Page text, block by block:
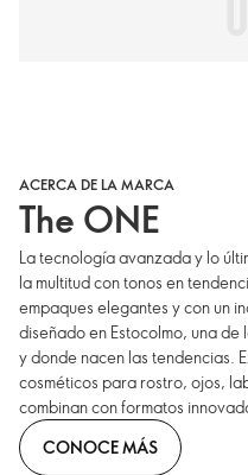
ACERCA DE LA MARCA
The ONE
La tecnología avanzada y lo
la multitud con tonos en
empaques elegantes y con un
diseñado en Estocolmo, una
y donde nacen las tendencias.
cosméticos para rostro, ojos,
combinan con formatos
CONOCE MÁS